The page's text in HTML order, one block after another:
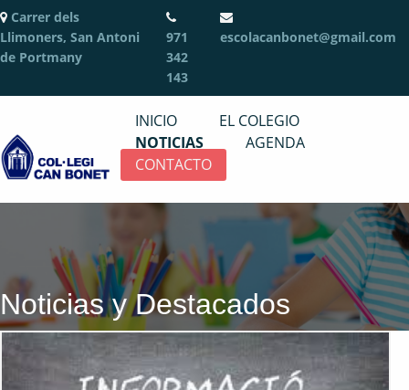
Carrer dels
Llimoners, San Antoni
de Portmany
971
342
143
escolacanbonet@gmail.com
INICIO
EL COLEGIO
NOTICIAS
AGENDA
CONTACTO
Noticias y Destacados